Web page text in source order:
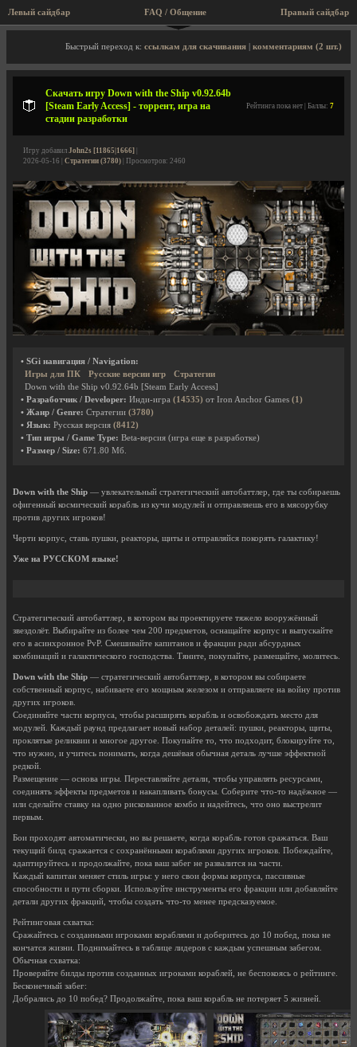
Левый сайдбар Правый сайдбар
FAQ / Общение
Описание игры, торрент, скриншоты, видео
Быстрый переход к: ссылкам для скачивания комментариям (2 шт.)
Скачать игру Down with the Ship v0.92.64b
[Steam Early Access] - торрент, игра на
стадии разработки
Рейтинга пока нет | Баллы: 7
Игру добавил John2s [11865|1666]
2026-05-16 | Стратегии (3780) | Просмотров: 2460
• SGi навигация / Navigation:
Игры для ПК
Русские версии игр
Стратегии
Down with the Ship v0.92.64b [Steam Early Access]
• Разработчик / Developer: Инди-игра (14535) от Iron Anchor Games (1)
• Жанр / Genre: Стратегии (3780)
• Язык: Русская версия (8412)
• Тип игры / Game Type: Beta-версия (игра еще в разработке)
• Размер / Size: 671.80 Мб.
Down with the Ship — увлекательный стратегический автобаттлер, где ты собираешь
офигенный космический корабль из кучи модулей и отправляешь его в мясорубку
против других игроков!
Черти корпус, ставь пушки, реакторы, щиты и отправляйся покорять галактику!
Уже на РУССКОМ языке!
Стратегический автобаттлер, в котором вы проектируете тяжело вооружённый
звездолёт. Выбирайте из более чем 200 предметов, оснащайте корпус и выпускайте
его в асинхронное PvP. Смешивайте капитанов и фракции ради абсурдных
комбинаций и галактического господства. Тяните, покупайте, размещайте, молитесь.
Down with the Ship — стратегический автобаттлер, в котором вы собираете
собственный корпус, набиваете его мощным железом и отправляете на войну против
других игроков.
Соединяйте части корпуса, чтобы расширять корабль и освобождать место для
модулей. Каждый раунд предлагает новый набор деталей: пушки, реакторы, щиты,
проклятые реликвии и многое другое. Покупайте то, что подходит, блокируйте то,
что нужно, и учитесь понимать, когда дешёвая обычная деталь лучше эффектной
редкой.
Размещение — основа игры. Переставляйте детали, чтобы управлять ресурсами,
соединять эффекты предметов и накапливать бонусы. Соберите что-то надёжное —
или сделайте ставку на одно рискованное комбо и надейтесь, что оно выстрелит
первым.
Бои проходят автоматически, но вы решаете, когда корабль готов сражаться. Ваш
текущий билд сражается с сохранёнными кораблями других игроков. Побеждайте,
адаптируйтесь и продолжайте, пока ваш забег не развалится на части.
Каждый капитан меняет стиль игры: у него свои формы корпуса, пассивные
способности и пути сборки. Используйте инструменты его фракции или добавляйте
детали других фракций, чтобы создать что-то менее предсказуемое.
Рейтинговая схватка:
Сражайтесь с созданными игроками кораблями и доберитесь до 10 побед, пока не
кончатся жизни. Поднимайтесь в таблице лидеров с каждым успешным забегом.
Обычная схватка:
Проверяйте билды против созданных игроками кораблей, не беспокоясь о рейтинге.
Бесконечный забег:
Добрались до 10 побед? Продолжайте, пока ваш корабль не потеряет 5 жизней.